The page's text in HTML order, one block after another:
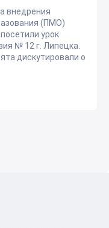
внедрения
(ПМО)
урок
№ 12 г. Липецка.
дискутировали о